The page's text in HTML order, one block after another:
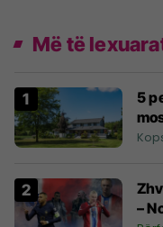
Më të
5
–